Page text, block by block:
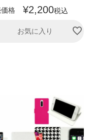
格
¥2,200税込
お気に入り